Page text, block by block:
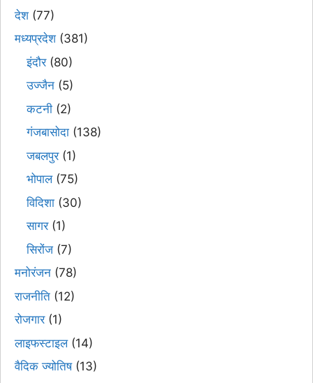
देश(77)
मध्यप्रदेश(381)
इंदौर(80)
उज्जैन (5)
कटनी (2)
गंजबासोदा (138)
जबलपुर(1)
भोपाल(75)
विदिशा (30)
सागर(1)
सिरोंज (7)
मनोरंजन (78)
राजनीति (12)
रोजगार(1)
लाइफस्टाइल(14)
वैदिक ज्योतिष(13)